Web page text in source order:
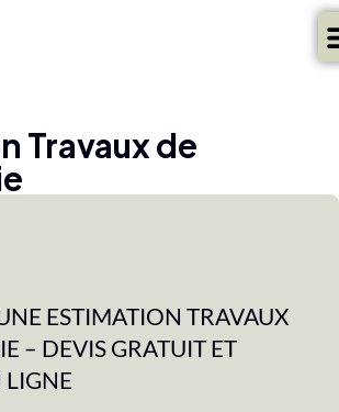
Travaux de
ESTIMATION TRAVAUX
– DEVIS GRATUIT ET
LIGNE